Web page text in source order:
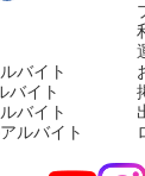
バイト
バイト
バイト
ルバイト